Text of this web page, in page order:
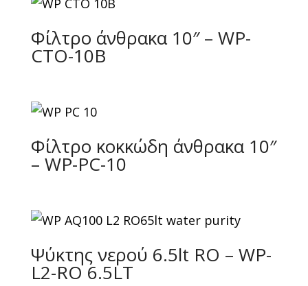
Φίλτρο άνθρακα 10″ – WP-
CTO-10B
Φίλτρο κοκκώδη άνθρακα 10″
– WP-PC-10
Ψύκτης νερού 6.5lt RO – WP-
L2-RO 6.5LT